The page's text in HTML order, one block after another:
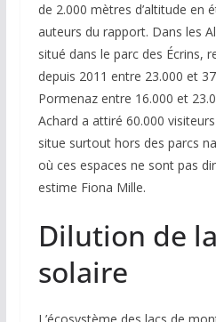
de 2.000 mètres d’altitude en
auteurs du rapport. Dans les
situé dans le parc des Écrins,
depuis 2011 entre 23.000 et
Pormenaz entre 16.000 et
Achard a attiré 60.000
situe surtout hors des parcs
où ces espaces ne sont pas
estime Fiona Mille.
Dilution de
solaire